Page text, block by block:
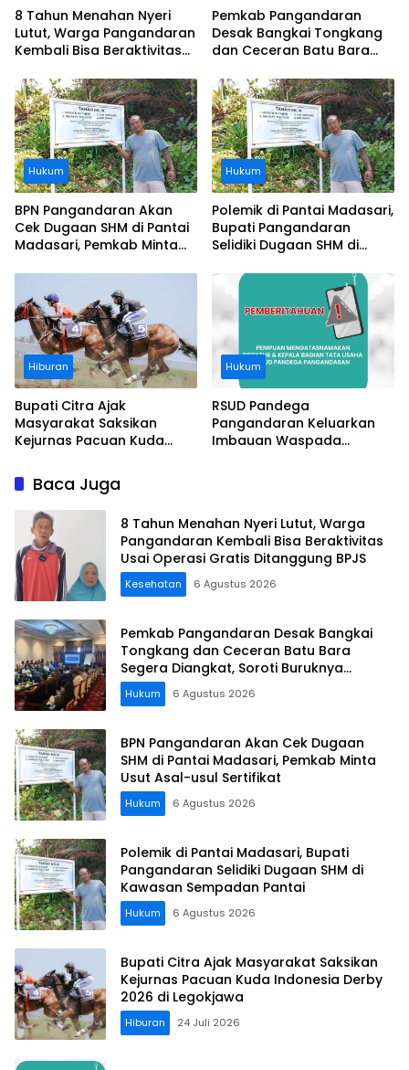
8 Tahun Menahan Nyeri
Lutut, Warga Pangandaran
Kembali Bisa Beraktivitas
Ditanggung BPJS
Pemkab Pangandaran
Desak Bangkai Tongkang
dan Ceceran Batu Bara
Buruknya Koordinasi
Perusahaan
Hukum
BPN Pangandaran Akan
Cek Dugaan SHM di Pantai
Madasari, Pemkab Minta
Hukum
Polemik di Pantai Madasari,
Bupati Pangandaran
Selidiki Dugaan SHM di
Pantai
Hiburan
Bupati Citra Ajak
Masyarakat Saksikan
Kejurnas Pacuan Kuda
Legokjawa
Hukum
RSUD Pandega
Pangandaran Keluarkan
Imbauan Waspada
Baca Juga
8 Tahun Menahan Nyeri Lutut, Warga
Pangandaran Kembali Bisa Beraktivitas
Usai Operasi Gratis Ditanggung BPJS
Kesehatan 6 Agustus 2026
Pemkab Pangandaran Desak Bangkai
Tongkang dan Ceceran Batu Bara
Segera Diangkat, Soroti Buruknya
Koordinasi Perusahaan
Hukum 6 Agustus 2026
BPN Pangandaran Akan Cek Dugaan
SHM di Pantai Madasari, Pemkab Minta
Usut Asal-usul Sertifikat
Hukum 6 Agustus 2026
Polemik di Pantai Madasari, Bupati
Pangandaran Selidiki Dugaan SHM di
Kawasan Sempadan Pantai
Hukum 6 Agustus 2026
Bupati Citra Ajak Masyarakat Saksikan
Kejurnas Pacuan Kuda Indonesia Derby
2026 di Legokjawa
Hiburan 24 Juli 2026